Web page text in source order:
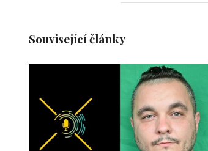
Související články